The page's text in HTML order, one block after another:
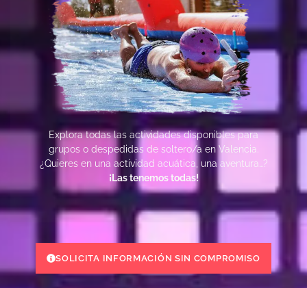
Explora todas las actividades disponibles para
grupos o despedidas de soltero/a en Valencia.
¿Quieres en una actividad acuática, una aventura…?
¡Las tenemos todas!
SOLICITA INFORMACIÓN SIN COMPROMISO